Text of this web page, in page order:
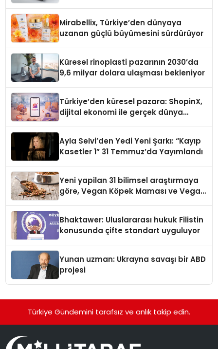
Mirabellix, Türkiye’den dünyaya
uzanan güçlü büyümesini sürdürüyor
Küresel rinoplasti pazarının 2030’da
9,6 milyar dolara ulaşması bekleniyor
Türkiye’den küresel pazara: ShopinX,
dijital ekonomi ile gerçek dünya
Ayla Selvi’den Yedi Yeni Şarkı: “Kayıp
Kasetler 1” 31 Temmuz’da Yayımlandı
Yeni yapilan 31 bilimsel araştırmaya
göre, Vegan Köpek Maması ve Vegan
Bhaktawer: Uluslararası hukuk Filistin
konusunda çifte standart uyguluyor
Yunan uzman: Ukrayna savaşı bir ABD
projesi
Türkiye Gündemini tarafsız ve anlık takip edin.